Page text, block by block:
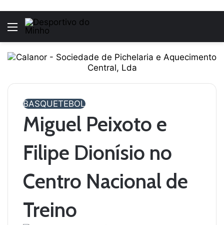
Menu
BASQUETEBOL
Miguel Peixoto e
Filipe Dionísio no
Centro Nacional de
Treino